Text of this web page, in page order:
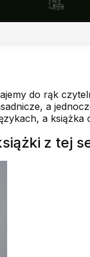
do rąk
a
a książka
z tej